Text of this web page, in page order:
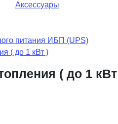
Аксессуары
питания ИБП (UPS)
( до 1 кВт )
( до 1 кВт